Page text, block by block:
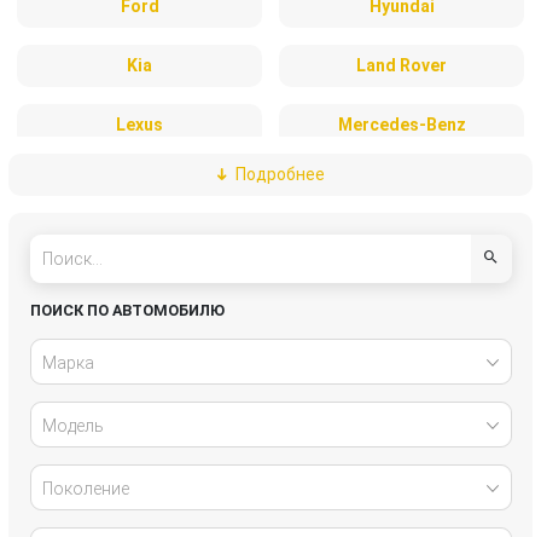
Ford Hyundai
Kia Land Rover
Lexus Mercedes-Benz
Volkswagen
Подробнее
ПОИСК ПО АВТОМОБИЛЮ
Марка
Модель
Поколение